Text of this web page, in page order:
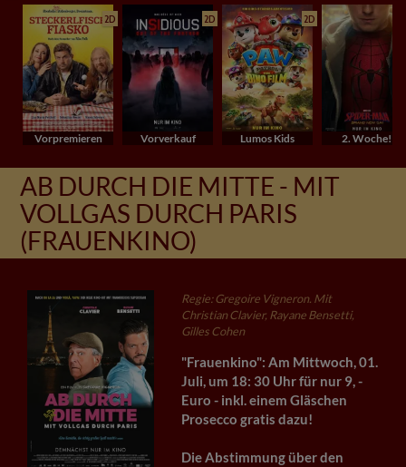
2D
Vorpremieren
2D
Vorverkauf
2D
Lumos Kids 2. Woche!
AB DURCH DIE MITTE - MIT
VOLLGAS DURCH PARIS
(FRAUENKINO)
Regie: Gregoire Vigneron. Mit
Christian Clavier, Rayane Bensetti,
Gilles Cohen
"Frauenkino": Am Mittwoch, 01.
Juli, um 18: 30 Uhr für nur 9, -
Euro - inkl. einem Gläschen
Prosecco gratis dazu!
Die Abstimmung über den